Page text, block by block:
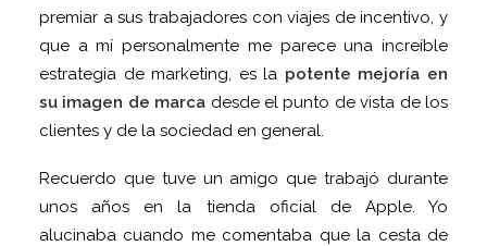
premiar a sus trabajadores con viajes de incentivo, y
que a mí personalmente me parece una increíble
estrategia de marketing, es la potente mejoría en
su imagen de marca desde el punto de vista de los
clientes y de la sociedad en general.
Recuerdo que tuve un amigo que trabajó durante
unos años en la tienda oficial de Apple. Yo
alucinaba cuando me comentaba que la cesta de